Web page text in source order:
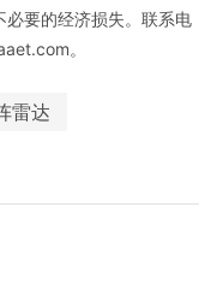
要的经济损失。联系电
。
雷达